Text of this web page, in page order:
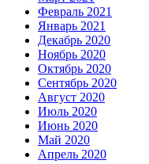
Февраль 2021
Январь 2021
Декабрь 2020
Ноябрь 2020
Октябрь 2020
Сентябрь 2020
Август 2020
Июль 2020
Июнь 2020
Май 2020
Апрель 2020